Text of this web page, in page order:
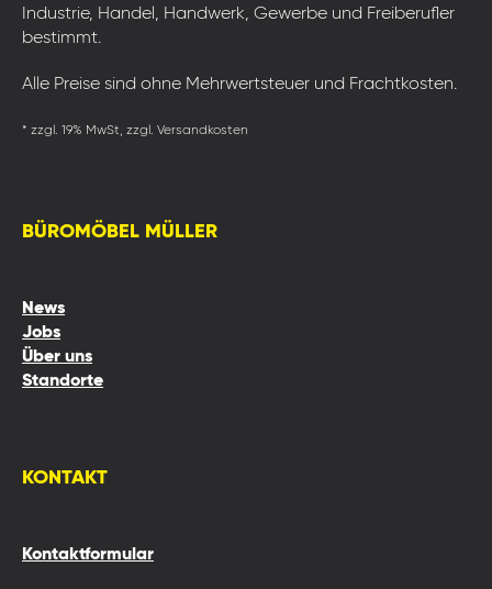
Industrie, Handel, Handwerk, Gewerbe und Freiberufler
bestimmt.
Alle Preise sind ohne Mehrwertsteuer und Frachtkosten.
* zzgl. 19% MwSt, zzgl. Versandkosten
BÜROMÖBEL MÜLLER
News
Jobs
Über uns
Standorte
KONTAKT
Kontaktformular